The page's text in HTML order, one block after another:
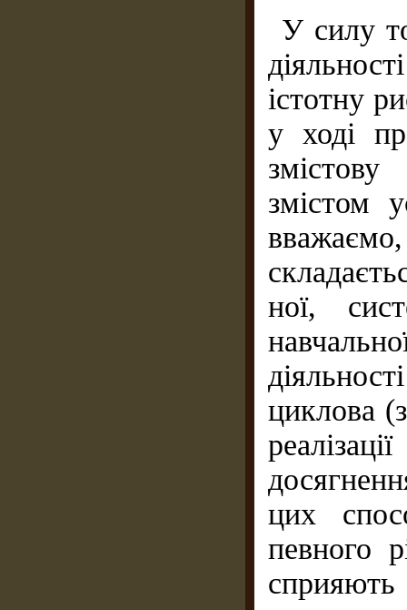
У силу
істотну
у ході
змістом
ної,
циклова
цих
певного
сприяють